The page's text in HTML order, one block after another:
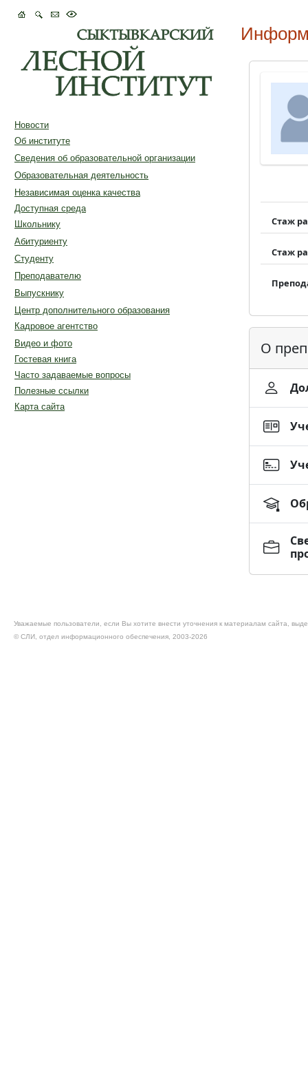
Новости
Об институте
Сведения об образовательной организации
Образовательная деятельность
Независимая оценка качества
Доступная среда
Школьнику
Абитуриенту
Студенту
Преподавателю
Выпускнику
Центр дополнительного образования
Кадровое агентство
Видео и фото
Гостевая книга
Часто задаваемые вопросы
Полезные ссылки
Карта сайта
Стаж
Стаж
О
Уважаемые пользователи, если Вы хотите внести уточнения к материалам сайта,
© CЛИ, отдел информационного обеспечения, 2003-2026